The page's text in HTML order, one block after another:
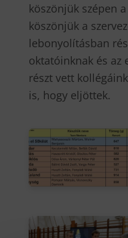
köszönjük szépen
köszönjük a
lebonyolításban
oktatóinknak és az
részt vett
is, hogy eljöttek.